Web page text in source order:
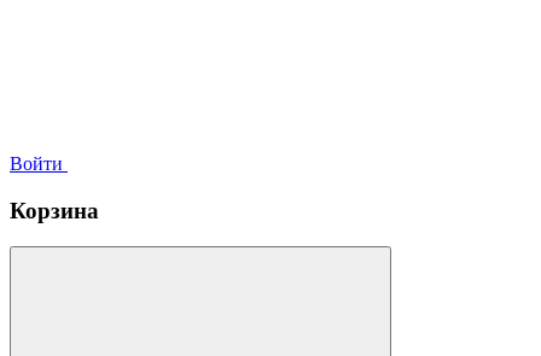
Войти
Корзина